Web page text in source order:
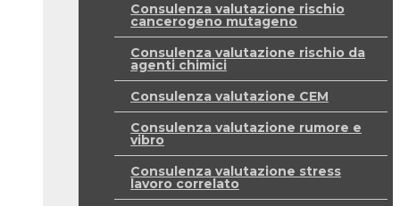
Consulenza valutazione rischio
cancerogeno mutageno
Consulenza valutazione rischio da
agenti chimici
Consulenza valutazione CEM
Consulenza valutazione rumore e
vibro
Consulenza valutazione stress
lavoro correlato